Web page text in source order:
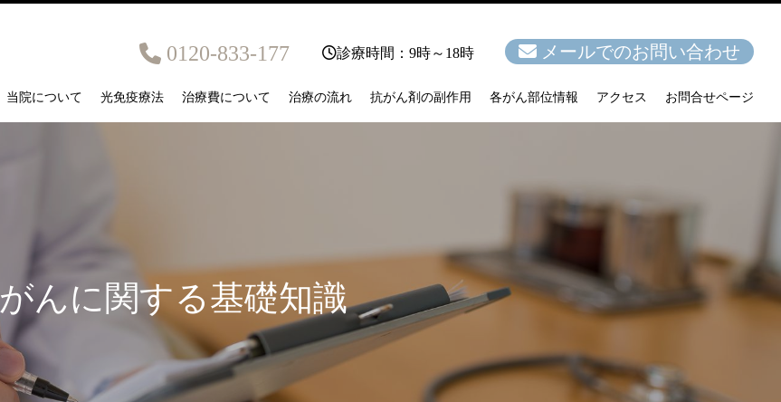
0120-833-177 診療時間：9時～18時 メールでのお問い合わせ
当院について 光免疫療法 治療費について 治療の流れ 抗がん剤の副作用 各がん部位情報 アクセス お問合せページ
がんに関する基礎知識